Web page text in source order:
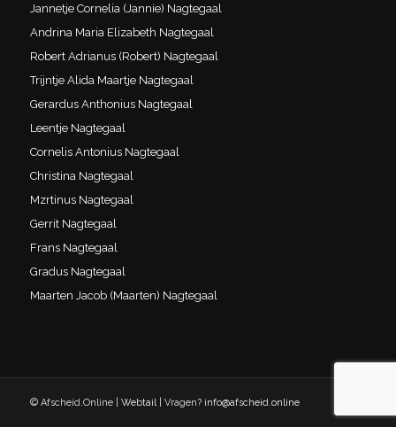
Jannetje Cornelia (Jannie) Nagtegaal
Andrina Maria Elizabeth Nagtegaal
Robert Adrianus (Robert) Nagtegaal
Trijntje Alida Maartje Nagtegaal
Gerardus Anthonius Nagtegaal
Leentje Nagtegaal
Cornelis Antonius Nagtegaal
Christina Nagtegaal
Mzrtinus Nagtegaal
Gerrit Nagtegaal
Frans Nagtegaal
Gradus Nagtegaal
Maarten Jacob (Maarten) Nagtegaal
© Afscheid.Online | Webtail| Vragen? info@afscheid.online